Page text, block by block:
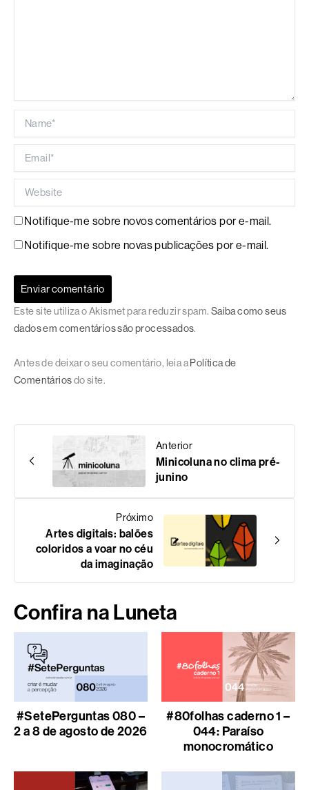
Notifique-me sobre novos comentários por e-mail.
Notifique-me sobre novas publicações por e-mail.
Este site utiliza o Akismet para reduzir spam. Saiba como seus
dados em comentários são processados.
Antes de deixar o seu comentário, leia a Política de
Comentáriosdo site.
Anterior
Minicoluna no clima pré-
junino
Próximo
Artes digitais: balões
coloridos a voar no céu
da imaginação
Confira na Luneta
#SetePerguntas 080 –
2 a 8 de agosto de 2026
#80folhas caderno 1 –
044: Paraíso
monocromático